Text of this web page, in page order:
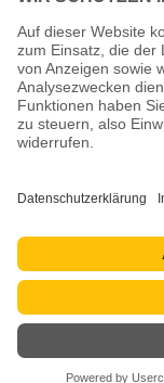
RECHTLICHES
AGB
Datenschutz
Versandkosten •
Impressum
Cookie-
Vertrag